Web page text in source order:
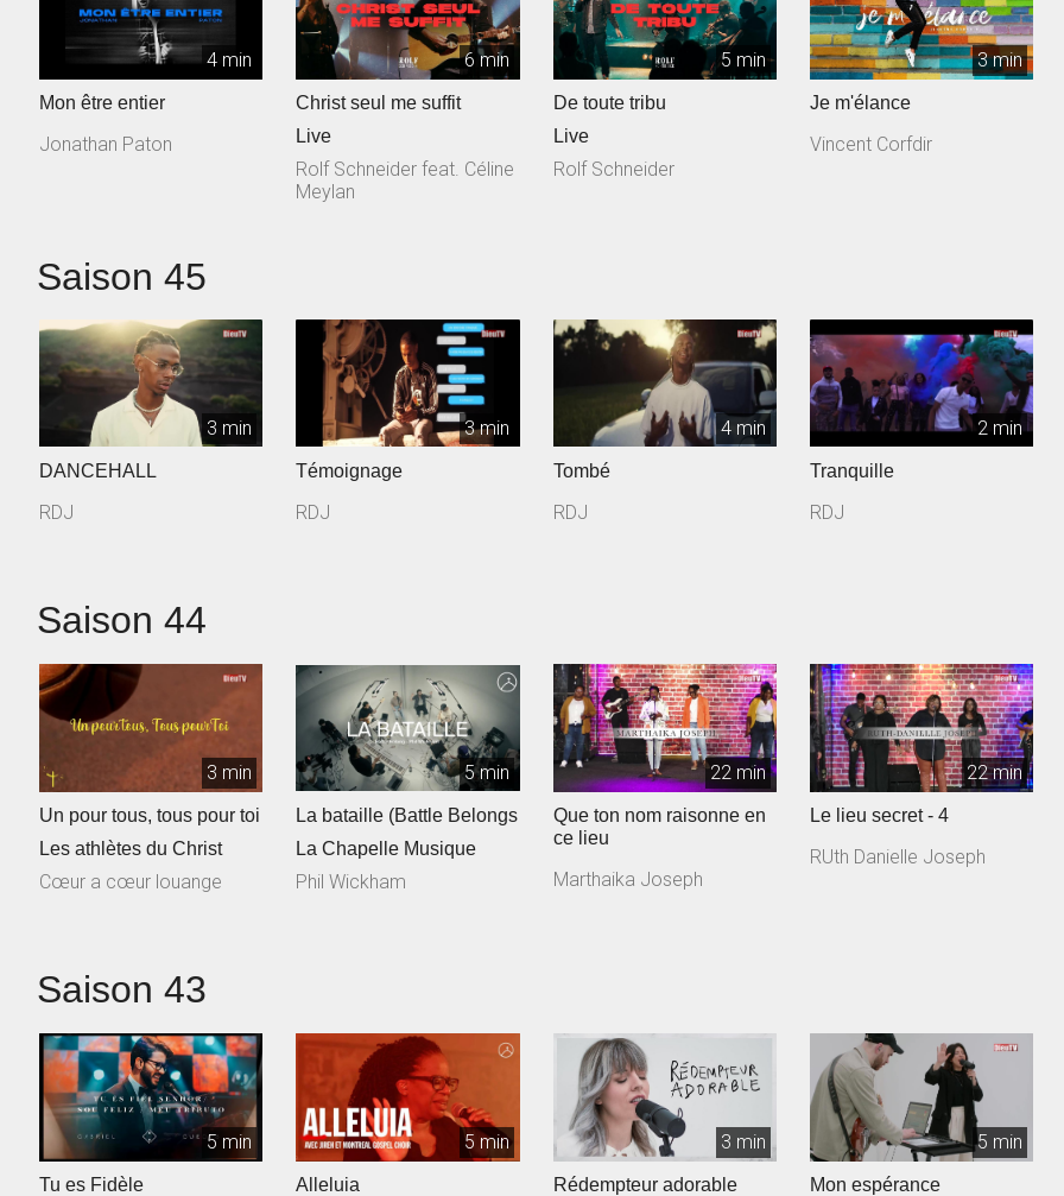
4 min
Mon être entier
Jonathan Paton
6 min
Christ seul me suffit
Live
Rolf Schneider feat. Céline
Meylan
5 min
De toute tribu
Live
Rolf Schneider
3 min
Je m'élance
Vincent Corfdir
Saison 45
3 min
DANCEHALL
RDJ
3 min
Témoignage
RDJ
4 min
Tombé
RDJ
2 min
Tranquille
RDJ
Saison 44
3 min
Un pour tous, tous pour toi
Les athlètes du Christ
Cœur a cœur louange
5 min
La bataille (Battle Belongs
La Chapelle Musique
Phil Wickham
22 min
Que ton nom raisonne en
ce lieu
Marthaika Joseph
22 min
Le lieu secret - 4
RUth Danielle Joseph
Saison 43
5 min
Tu es Fidèle
5 min
Alleluia
3 min
Rédempteur adorable
5 min
Mon espérance